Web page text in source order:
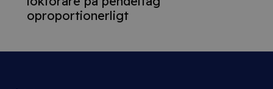
oproportionerligt